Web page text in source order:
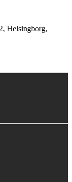
Helsingborg,